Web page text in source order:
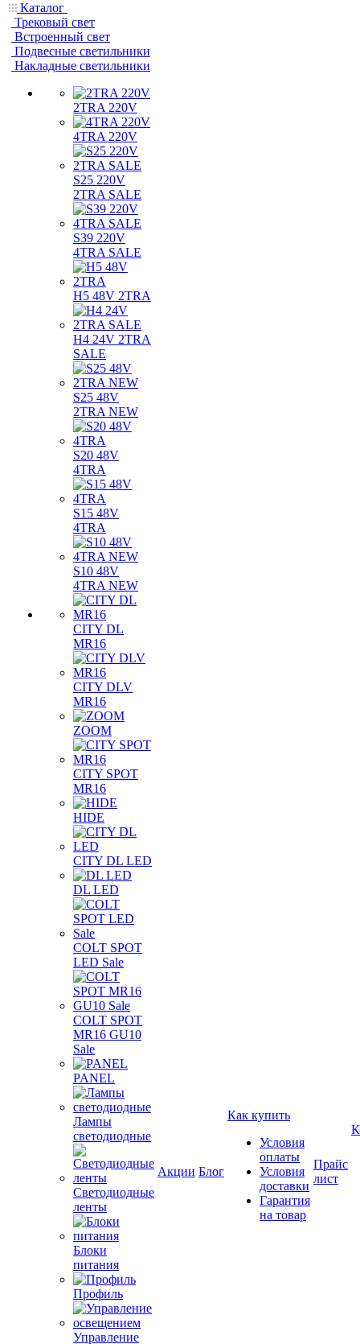
Каталог
Трековый свет
Встроенный свет
Подвесные светильники
Накладные светильники
2TRA 220V
4TRA 220V
S25 220V
2TRA SALE
S39 220V
4TRA SALE
H5 48V 2TRA
H4 24V 2TRA
SALE
S25 48V
2TRA NEW
S20 48V
4TRA
S15 48V
4TRA
S10 48V
4TRA NEW
CITY DL
MR16
CITY DLV
MR16
ZOOM
CITY SPOT
MR16
HIDE
CITY DL LED
DL LED
COLT SPOT
LED Sale
COLT SPOT
MR16 GU10
Sale
PANEL
Лампы
светодиодные
Светодиодные
ленты
Блоки
питания
Профиль
Управление
Акции Блог
Как купить
Условия
оплаты
Условия
доставки
Гарантия
на товар
Прайс
лист